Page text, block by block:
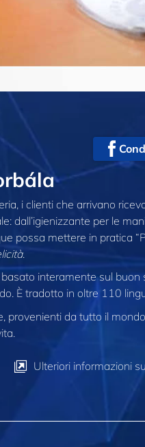
i clienti che arrivano
dall’igienizzante per le
possa mettere in pratica
.
interamente sul buon
È tradotto in oltre 110
provenienti da tutto il
Ulteriori informazioni